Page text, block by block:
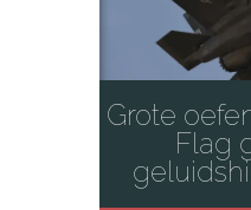
Grote
Flag